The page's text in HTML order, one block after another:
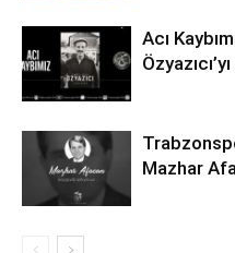
Acı
Mazhar